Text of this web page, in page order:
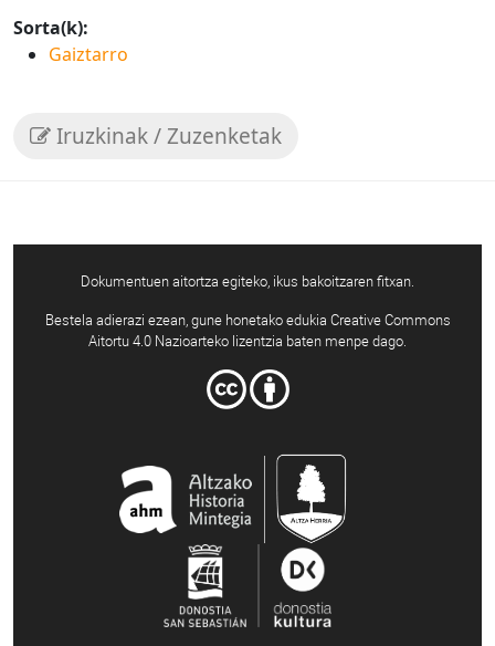
Sorta(k):
Gaiztarro
Iruzkinak / Zuzenketak
Dokumentuen aitortza egiteko, ikus bakoitzaren fitxan.
Bestela adierazi ezean, gune honetako edukia Creative Commons
Aitortu 4.0 Nazioarteko lizentzia baten menpe dago.